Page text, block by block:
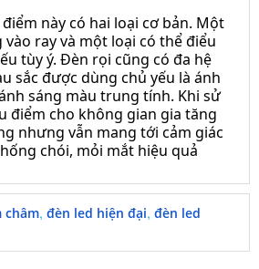
này có hai loại cơ bản. Một
ray và một loại có thể điểu
tùy ý. Đèn rọi cũng có đa hệ
sắc được dùng chủ yếu là ánh
sáng màu trung tính. Khi sử
điểm cho không gian gia tăng
nhưng vẫn mang tới cảm giác
chói, mỏi mắt hiệu quả
châm, đèn led hiện đại, đèn led